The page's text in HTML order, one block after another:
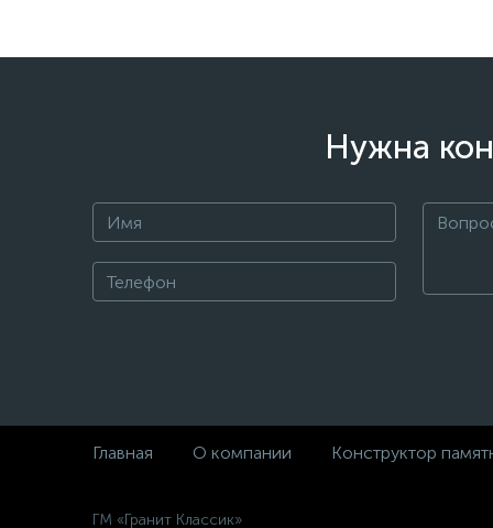
Нужна
Главная О компании Конструктор
ГМ «Гранит Классик»